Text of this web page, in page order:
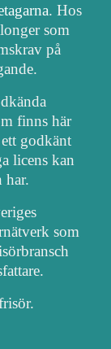
. Hos
som
på
finns här
godkänt
licens kan
har.
som